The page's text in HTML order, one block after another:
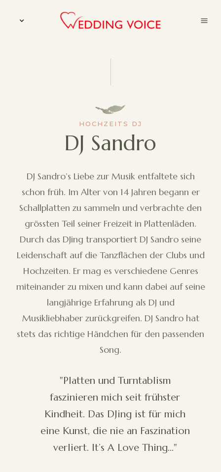
HOCHZEITS DJ
DJ Sandro
DJ Sandro’s Liebe zur Musik entfaltete sich
schon früh. Im Alter von 14 Jahren begann er
Schallplatten zu sammeln und verbrachte den
grössten Teil seiner Freizeit in Plattenläden.
Durch das DJing transportiert DJ Sandro seine
Leidenschaft auf die Tanzflächen der Clubs und
Hochzeiten. Er mag es verschiedene Genres
miteinander zu mixen und kann dabei auf seine
langjährige Erfahrung als DJ und
Musikliebhaber zurückgreifen. DJ Sandro hat
stets das richtige Händchen für den passenden
Song.
"Platten und Turntablism
faszinieren mich seit frühster
Kindheit. Das DJing ist für mich
eine Kunst, die nie an Faszination
verliert. It’s A Love Thing…"